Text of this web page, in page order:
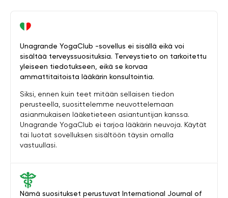
Nämä suositukset perustuvat International Journal of
Unagrande YogaClub -sovellus ei sisällä eikä voi
sisältää terveyssuosituksia. Terveystieto on tarkoitettu
yleiseen tiedotukseen, eikä se korvaa
ammattitaitoista lääkärin konsultointia.
Siksi, ennen kuin teet mitään sellaisen tiedon
perusteella, suosittelemme neuvottelemaan
asianmukaisen lääketieteen asiantuntijan kanssa.
Unagrande YogaClub ei tarjoa lääkärin neuvoja. Käytät
tai luotat sovelluksen sisältöön täysin omalla
vastuullasi.